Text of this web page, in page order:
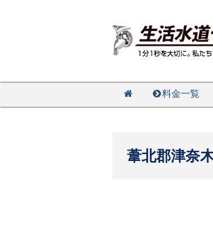
料金一覧
葦北郡津奈